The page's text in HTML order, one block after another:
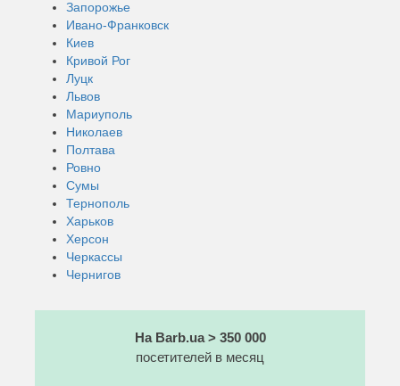
Запорожье
Ивано-Франковск
Киев
Кривой Рог
Луцк
Львов
Мариуполь
Николаев
Полтава
Ровно
Сумы
Тернополь
Харьков
Херсон
Черкассы
Чернигов
На Barb.ua > 350 000
посетителей в месяц